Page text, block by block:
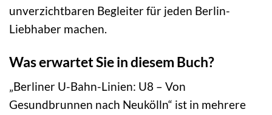
unverzichtbaren Begleiter für jeden Berlin-
Liebhaber machen.
Was erwartet Sie in diesem Buch?
„Berliner U-Bahn-Linien: U8 – Von
Gesundbrunnen nach Neukölln“ ist in mehrere